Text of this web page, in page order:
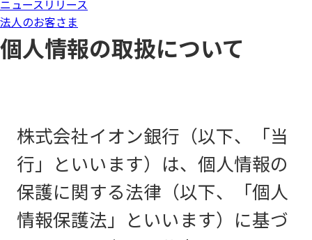
ニュースリリース
法人のお客さま
個人情報の取扱について
株式会社イオン銀行（以下、「当
行」といいます）は、個人情報の
保護に関する法律（以下、「個人
情報保護法」といいます）に基づ